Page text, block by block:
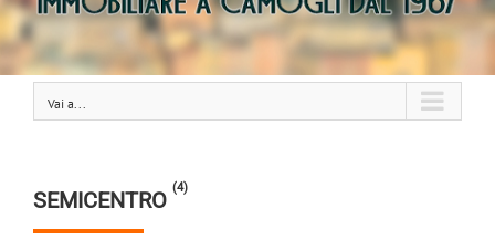
Vai a...
SEMICENTRO (4)